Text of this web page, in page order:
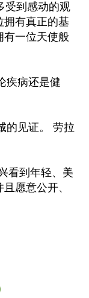
受到感动的观
拥有真正的基
有一位天使般
疾病还是健
的见证。 劳拉
看到年轻、美
愿意公开、